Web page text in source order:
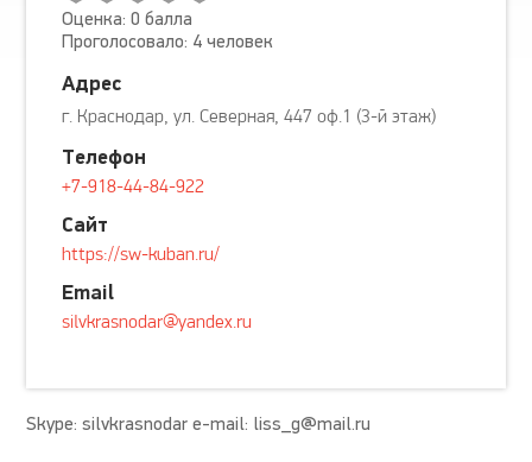
Оценка: 0 балла
Проголосовало: 4 человек
Адрес
г. Краснодар, ул. Северная, 447 оф.1 (3-й этаж)
Телефон
+7-918-44-84-922
Сайт
https://sw-kuban.ru/
Email
silvkrasnodar@yandex.ru
Skype: silvkrasnodar e-mail: liss_g@mail.ru